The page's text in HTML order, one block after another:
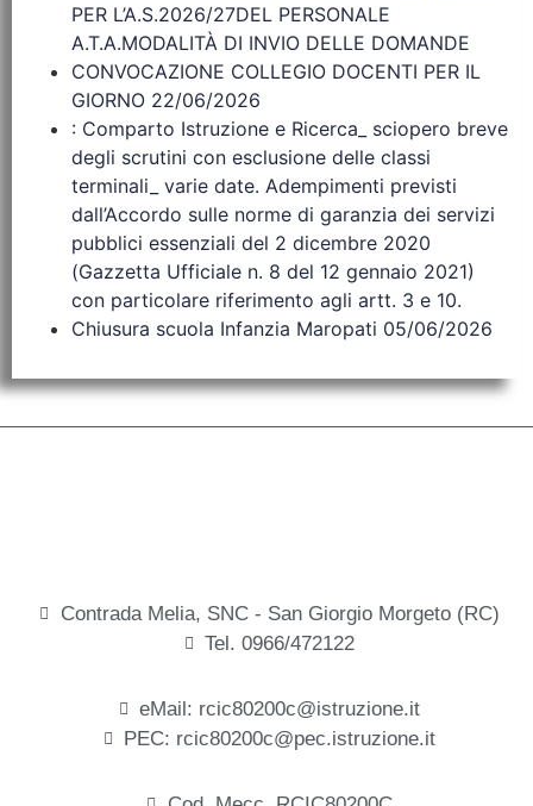
PER L’A.S.2026/27DEL PERSONALE
A.T.A.MODALITÀ DI INVIO DELLE DOMANDE
CONVOCAZIONE COLLEGIO DOCENTI PER IL
GIORNO 22/06/2026
: Comparto Istruzione e Ricerca_ sciopero breve
degli scrutini con esclusione delle classi
terminali_ varie date. Adempimenti previsti
dall’Accordo sulle norme di garanzia dei servizi
pubblici essenziali del 2 dicembre 2020
(Gazzetta Ufficiale n. 8 del 12 gennaio 2021)
con particolare riferimento agli artt. 3 e 10.
Chiusura scuola Infanzia Maropati 05/06/2026
Contrada Melia, SNC - San Giorgio Morgeto (RC)
Tel. 0966/472122
eMail: rcic80200c@istruzione.it
PEC: rcic80200c@pec.istruzione.it